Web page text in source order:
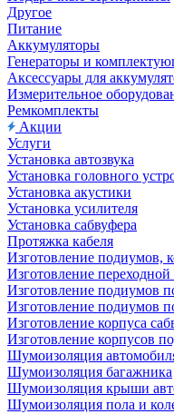
Другое
Питание
Аккумуляторы
Генераторы и
Аксессуары для
Измерительное
Ремкомплекты
Акции
Услуги
Установка автозвука
Установка головного
Установка акустики
Установка усилителя
Установка сабвуфера
Протяжка кабеля
Изготовление подиумов,
Изготовление
Изготовление подиумов
Изготовление подиумов
Изготовление корпуса
Изготовление корпусов
Шумоизоляция
Шумоизоляция багажника
Шумоизоляция крыши
Шумоизоляция пола и